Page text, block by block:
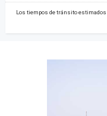
Los tiempos de tránsito